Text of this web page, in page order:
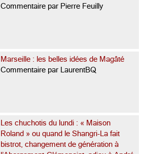
Commentaire par Pierre Feuilly
Marseille : les belles idées de Magâté
Commentaire par LaurentBQ
Les chuchotis du lundi : « Maison
Roland » ou quand le Shangri-La fait
bistrot, changement de génération à